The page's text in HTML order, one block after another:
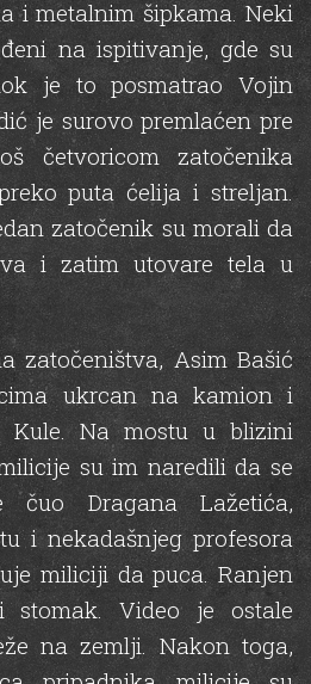
i metalnim šipkama. Neki
na ispitivanje, gde su
je to posmatrao Vojin
je surovo premlaćen pre
četvoricom zatočenika
puta ćelija i streljan.
zatočenik su morali da
i zatim utovare tela u
zatočeništva, Asim Bašić
ukrcan na kamion i
Kule. Na mostu u blizini
su im naredili da se
čuo Dragana Lažetića,
i nekadašnjeg profesora
miliciji da puca. Ranjen
Video je ostale
na zemlji. Nakon toga,